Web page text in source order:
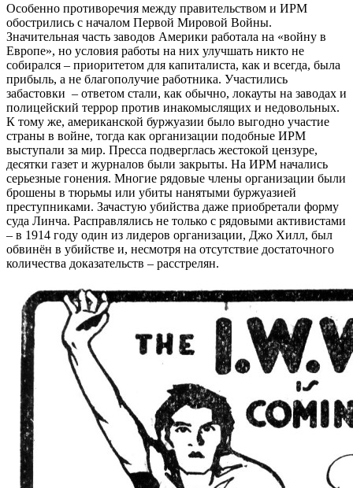
Особенно противоречия между правительством и ИРМ
обострились с началом Первой Мировой Войны.
Значительная часть заводов Америки работала на «войну в
Европе», но условия работы на них улучшать никто не
собирался – приоритетом для капиталиста, как и всегда, была
прибыль, а не благополучие работника. Участились
забастовки – ответом стали, как обычно, локауты на заводах и
полицейский террор против инакомыслящих и недовольных.
К тому же, американской буржуазии было выгодно участие
страны в войне, тогда как организации подобные ИРМ
выступали за мир. Пресса подверглась жестокой цензуре,
десятки газет и журналов были закрыты. На ИРМ начались
серьезные гонения. Многие рядовые члены организации были
брошены в тюрьмы или убиты нанятыми буржуазией
преступниками. Зачастую убийства даже приобретали форму
суда Линча. Расправлялись не только с рядовыми активистами
– в 1914 году один из лидеров организации, Джо Хилл, был
обвинён в убийстве и, несмотря на отсутствие достаточного
количества доказательств – расстрелян.